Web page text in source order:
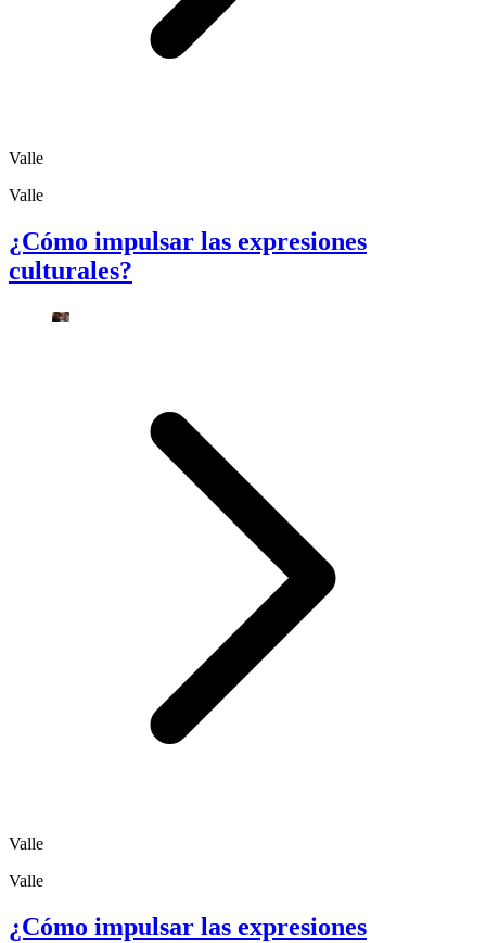
Valle
Valle
¿Cómo impulsar las expresiones
culturales?
Valle
Valle
¿Cómo impulsar las expresiones